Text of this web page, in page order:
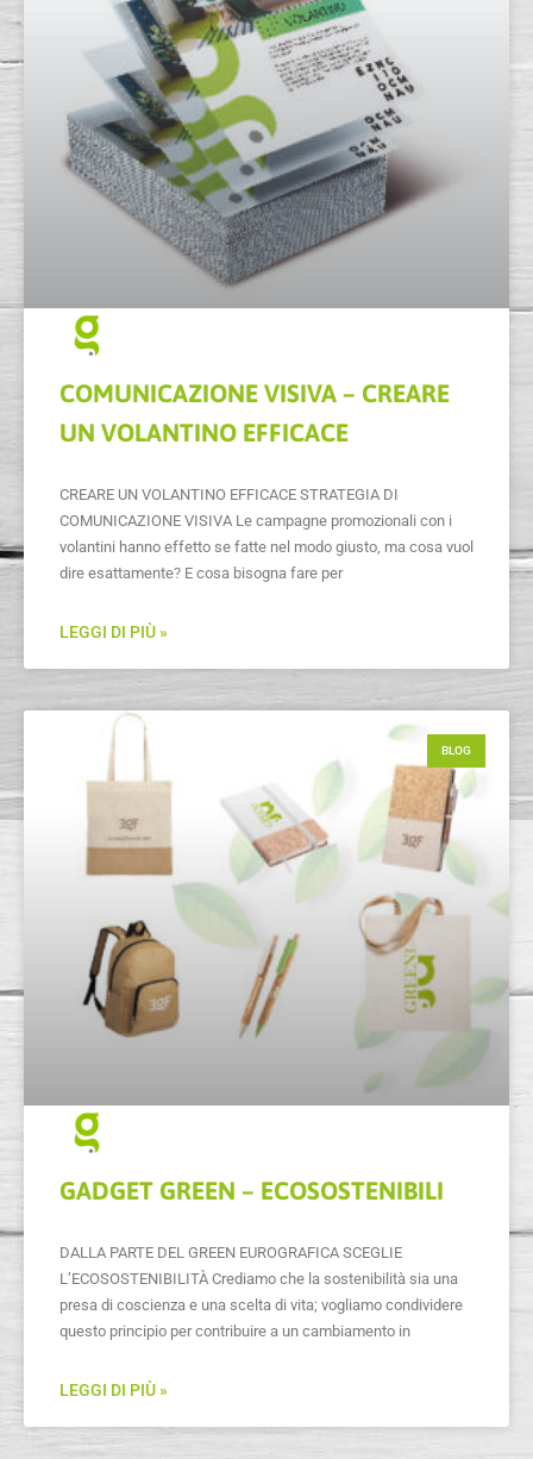
COMUNICAZIONE VISIVA – CREARE
UN VOLANTINO EFFICACE
CREARE UN VOLANTINO EFFICACE STRATEGIA DI
COMUNICAZIONE VISIVA Le campagne promozionali con i
volantini hanno effetto se fatte nel modo giusto, ma cosa vuol
dire esattamente? E cosa bisogna fare per
LEGGI DI PIÙ »
BLOG
GADGET GREEN – ECOSOSTENIBILI
DALLA PARTE DEL GREEN EUROGRAFICA SCEGLIE
L’ECOSOSTENIBILITÀ Crediamo che la sostenibilità sia una
presa di coscienza e una scelta di vita; vogliamo condividere
questo principio per contribuire a un cambiamento in
LEGGI DI PIÙ »